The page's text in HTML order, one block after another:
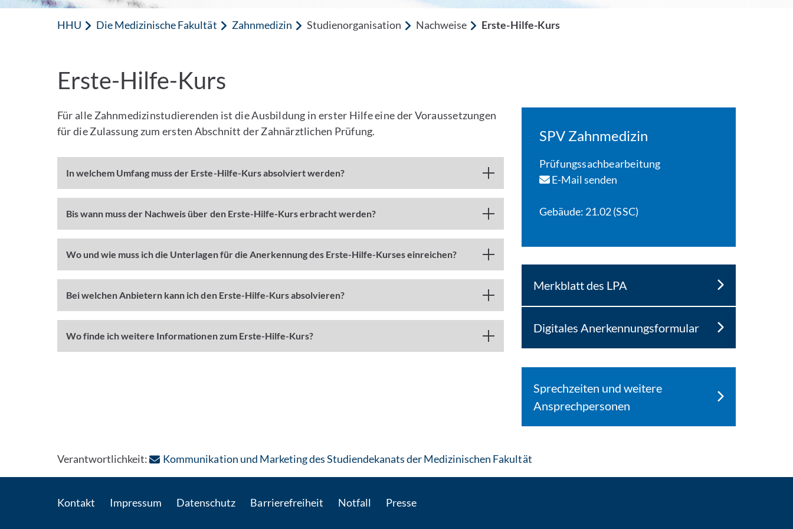
HHU Die Medizinische Fakultät Zahnmedizin Studienorganisation Nachweise Erste-Hilfe-Kurs
Erste-Hilfe-Kurs
Für alle Zahnmedizinstudierenden ist die Ausbildung in erster Hilfe eine der Voraussetzungen
für die Zulassung zum ersten Abschnitt der Zahnärztlichen Prüfung.
In welchem Umfang muss der Erste-Hilfe-Kurs absolviert werden?
Bis wann muss der Nachweis über den Erste-Hilfe-Kurs erbracht werden?
Wo und wie muss ich die Unterlagen für die Anerkennung des Erste-Hilfe-Kurses einreichen?
Bei welchen Anbietern kann ich den Erste-Hilfe-Kurs absolvieren?
Wo finde ich weitere Informationen zum Erste-Hilfe-Kurs?
SPV Zahnmedizin
Prüfungssachbearbeitung
E-Mail senden
Gebäude: 21.02 (SSC)
Merkblatt des LPA
Digitales Anerkennungsformular
Sprechzeiten und weitere
Ansprechpersonen
Verantwortlichkeit: Kommunikation und Marketing des Studiendekanats der Medizinischen Fakultät: Per E-Mail kontaktieren
Kontakt Impressum Datenschutz Barrierefreiheit Notfall Presse